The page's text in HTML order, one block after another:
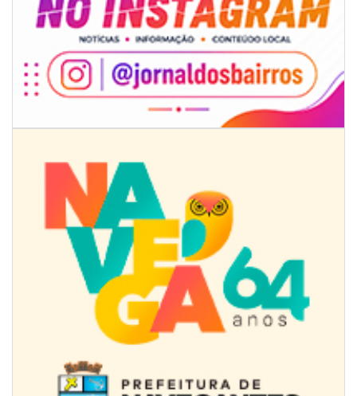
09/08/2026 | 07:00
Novo programa trabalha a prevenção de desastres climáticos na Rede
Municipal de Ensino
NAVEGANTES